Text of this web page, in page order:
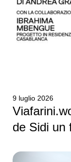
9 luglio 2026
de Sidi un